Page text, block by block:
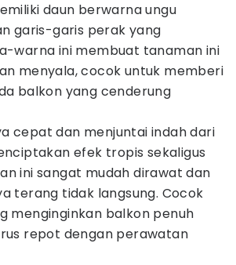
daun berwarna ungu
garis-garis perak yang
warna ini membuat tanaman ini
menyala, cocok untuk memberi
balkon yang cenderung
cepat dan menjuntai indah dari
efek tropis sekaligus
ini sangat mudah dirawat dan
terang tidak langsung. Cocok
menginginkan balkon penuh
repot dengan perawatan